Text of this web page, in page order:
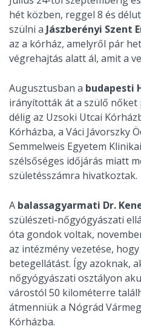
hét közben, reggel 8 és
szülni a Jászberényi Szent
az a kórház, amelyről pár
végrehajtás alatt ál, amit a
Augusztusban a budapesti
irányították át a szülő nőket
délig az Uzsoki Utcai
Kórházba, a Váci Jávorszky
Semmelweis Egyetem
szélsőséges időjárás miatt
születésszámra hivatkoztak.
A balassagyarmati Dr.
szülészeti-nőgyógyászati
óta gondok voltak,
az intézmény vezetése,
betegellátást. Így azoknak,
nőgyógyászati osztályon
várostól 50 kilométerre
átmenniük a Nógrád
Kórházba.